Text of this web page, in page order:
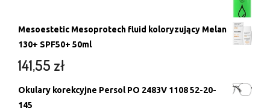
Mesoestetic Mesoprotech fluid koloryzujący Melan
130+ SPF50+ 50ml
141,55 zł
Okulary korekcyjne Persol PO 2483V 1108 52-20-
145